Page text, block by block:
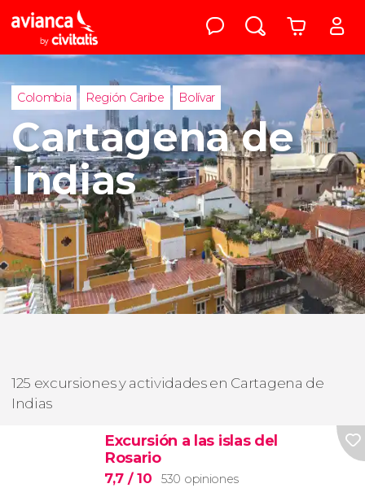
Colombia Región Caribe Bolívar
Cartagena de
Indias
125 excursiones y actividades en Cartagena de
Indias
Excursión a las islas del
Rosario
7,7 / 10 530 opiniones